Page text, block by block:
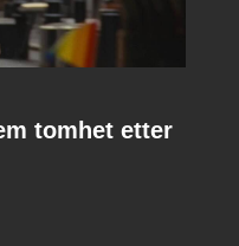
tomhet etter